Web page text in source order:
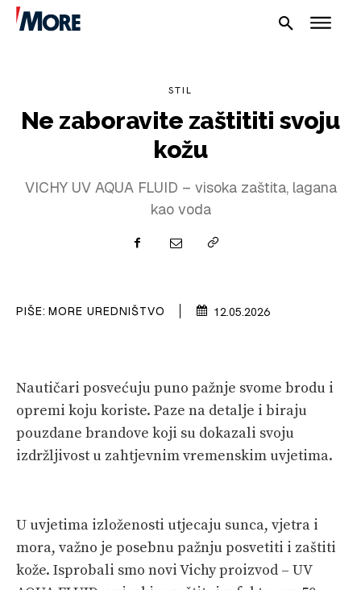
SPIZA
PRETPLATA
SHOP
STIL
Ne zaboravite zaštititi svoju
kožu
VICHY UV AQUA FLUID – visoka zaštita, lagana
kao voda
PIŠE: MORE UREDNIŠTVO 12.05.2026
Nautičari posvećuju puno pažnje svome brodu i
opremi koju koriste. Paze na detalje i biraju
pouzdane brandove koji su dokazali svoju
izdržljivost u zahtjevnim vremenskim uvjetima.
U uvjetima izloženosti utjecaju sunca, vjetra i
mora, važno je posebnu pažnju posvetiti i zaštiti
kože. Isprobali smo novi Vichy proizvod – UV